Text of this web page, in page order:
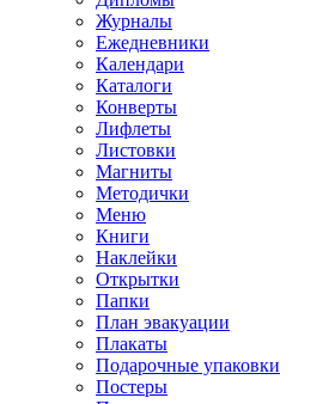
Журналы
Ежедневники
Календари
Каталоги
Конверты
Лифлеты
Листовки
Магниты
Методички
Меню
Книги
Наклейки
Открытки
Папки
План эвакуации
Плакаты
Подарочные упаковки
Постеры